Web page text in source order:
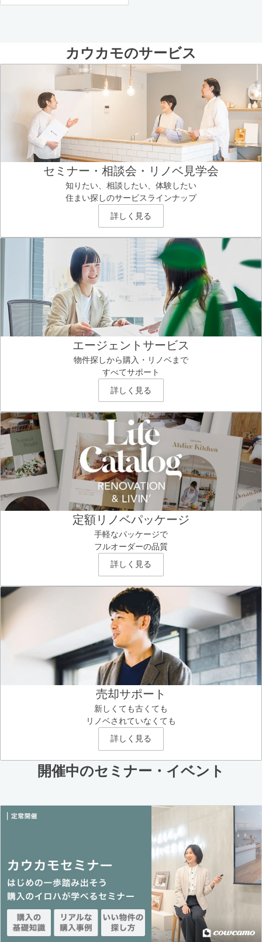
カウカモのサービス
セミナー・相談会・リノベ見学会
知りたい、相談したい、体験したい
住まい探しのサービスラインナップ
詳しく見る
エージェントサービス
物件探しから購入・リノベまで
すべてサポート
詳しく見る
定額リノベパッケージ
手軽なパッケージで
フルオーダーの品質
詳しく見る
売却サポート
新しくても古くても
リノベされていなくても
詳しく見る
開催中のセミナー・イベント